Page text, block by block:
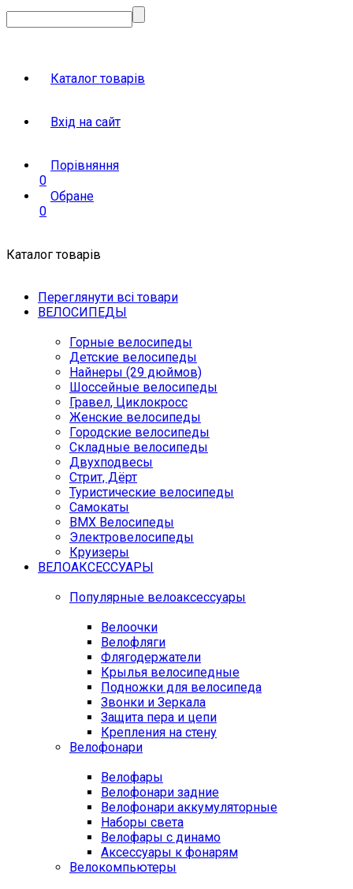
Каталог товарів
Вхід на сайт
Порівняння
0
Обране
0
Каталог товарів
Переглянути всі товари
ВЕЛОСИПЕДЫ
Горные велосипеды
Детские велосипеды
Найнеры (29 дюймов)
Шоссейные велосипеды
Гравел, Циклокросс
Женские велосипеды
Городcкие велосипеды
Складные велосипеды
Двухподвесы
Стрит, Дёрт
Туристические велосипеды
Самокаты
BMX Велосипеды
Электровелосипеды
Круизеры
ВЕЛОАКСЕССУАРЫ
Популярные велоаксессуары
Велоочки
Велофляги
Флягодержатели
Крылья велосипедные
Подножки для велосипеда
Звонки и Зеркала
Защита пера и цепи
Крепления на стену
Велофонари
Велофары
Велофонари задние
Велофонари аккумуляторные
Наборы света
Велофары с динамо
Аксессуары к фонарям
Велокомпьютеры